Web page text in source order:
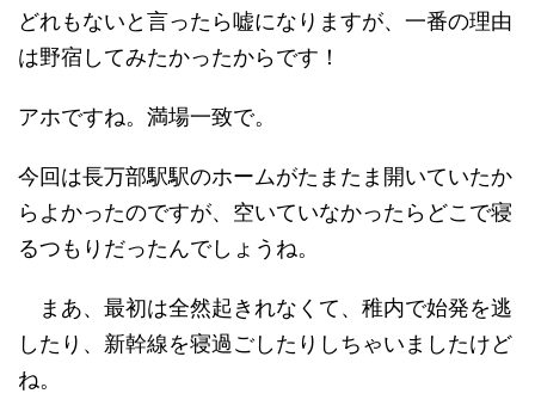
どれもないと言ったら嘘になりますが、一番の理由
は野宿してみたかったからです！
アホですね。満場一致で。
今回は長万部駅駅のホームがたまたま開いていたか
らよかったのですが、空いていなかったらどこで寝
るつもりだったんでしょうね。
まあ、最初は全然起きれなくて、稚内で始発を逃
したり、新幹線を寝過ごしたりしちゃいましたけど
ね。